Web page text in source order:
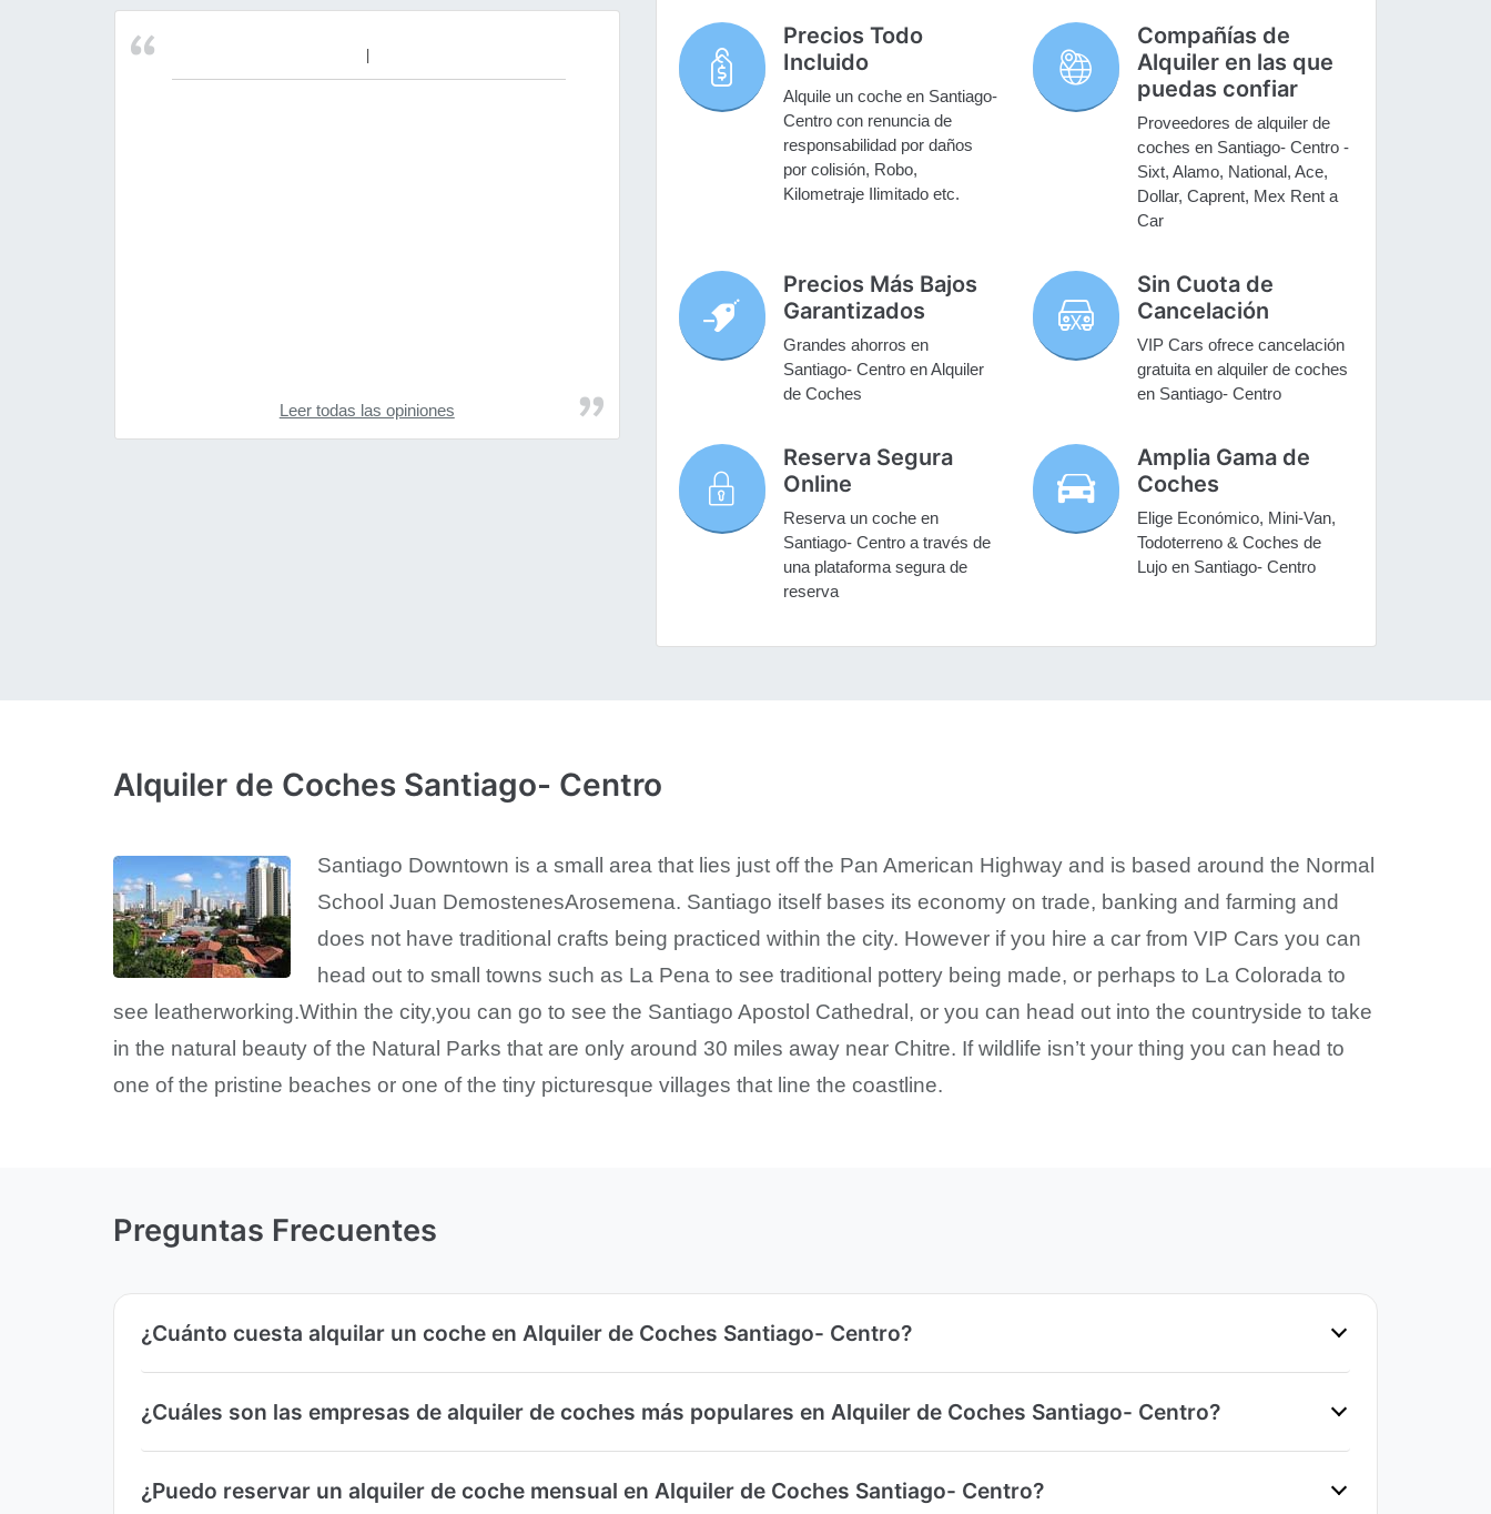
Leer todas las opiniones
Precios Todo
Incluido
Alquile un coche en Santiago-
Centro con renuncia de
responsabilidad por daños
por colisión, Robo,
Kilometraje Ilimitado etc.
Compañías de
Alquiler en las que
puedas confiar
Proveedores de alquiler de
coches en Santiago- Centro -
Sixt, Alamo, National, Ace,
Dollar, Caprent, Mex Rent a
Car
Precios Más Bajos
Garantizados
Grandes ahorros en
Santiago- Centro en Alquiler
de Coches
Sin Cuota de
Cancelación
VIP Cars ofrece cancelación
gratuita en alquiler de coches
en Santiago- Centro
Reserva Segura
Online
Reserva un coche en
Santiago- Centro a través de
una plataforma segura de
reserva
Amplia Gama de
Coches
Elige Económico, Mini-Van,
Todoterreno & Coches de
Lujo en Santiago- Centro
Alquiler de Coches Santiago- Centro
Santiago Downtown is a small area that lies just off the Pan American Highway and is based around the Normal
School Juan DemostenesArosemena. Santiago itself bases its economy on trade, banking and farming and
does not have traditional crafts being practiced within the city. However if you hire a car from VIP Cars you can
head out to small towns such as La Pena to see traditional pottery being made, or perhaps to La Colorada to
see leatherworking.Within the city,you can go to see the Santiago Apostol Cathedral, or you can head out into the countryside to take
in the natural beauty of the Natural Parks that are only around 30 miles away near Chitre. If wildlife isn’t your thing you can head to
one of the pristine beaches or one of the tiny picturesque villages that line the coastline.
Preguntas Frecuentes
¿Cuánto cuesta alquilar un coche en Alquiler de Coches Santiago- Centro?
¿Cuáles son las empresas de alquiler de coches más populares en Alquiler de Coches Santiago- Centro?
¿Puedo reservar un alquiler de coche mensual en Alquiler de Coches Santiago- Centro?